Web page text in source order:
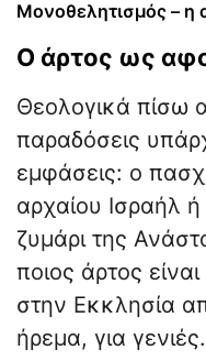
Μονοθελητισμός – η
​Ο άρτος ως
​Θεολογικά πίσω
παραδόσεις
εμφάσεις: ο
αρχαίου Ισραήλ
ζυμάρι της
ποιος άρτος
στην Εκκλησία
ήρεμα, για γενιές.